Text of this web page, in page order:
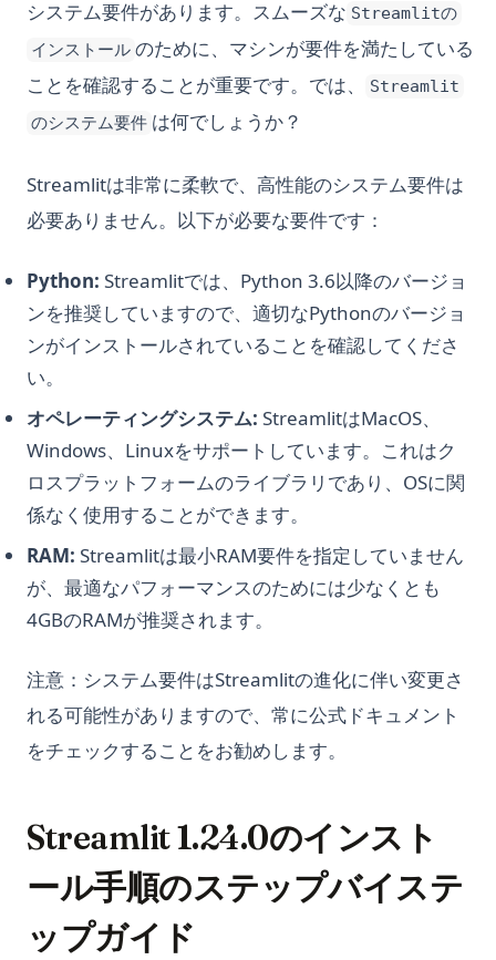
システム要件があります。スムーズな Streamlitの
インストール のために、マシンが要件を満たしている
ことを確認することが重要です。では、
Streamlit
のシステム要件 は何でしょうか？
Streamlitは非常に柔軟で、高性能のシステム要件は
必要ありません。以下が必要な要件です：
Python: Streamlitでは、Python 3.6以降のバージョ
ンを推奨していますので、適切なPythonのバージョ
ンがインストールされていることを確認してくださ
い。
オペレーティングシステム: StreamlitはMacOS、
Windows、Linuxをサポートしています。これはク
ロスプラットフォームのライブラリであり、OSに関
係なく使用することができます。
RAM: Streamlitは最小RAM要件を指定していません
が、最適なパフォーマンスのためには少なくとも
4GBのRAMが推奨されます。
注意：システム要件はStreamlitの進化に伴い変更さ
れる可能性がありますので、常に公式ドキュメント
をチェックすることをお勧めします。
Streamlit 1.24.0のインスト
ール手順のステップバイステ
ップガイド